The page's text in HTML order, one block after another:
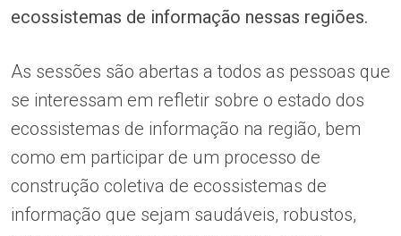
ecossistemas de informação nessas regiões.
As sessões são abertas a todos as pessoas que
se interessam em refletir sobre o estado dos
ecossistemas de informação na região, bem
como em participar de um processo de
construção coletiva de ecossistemas de
informação que sejam saudáveis, robustos,